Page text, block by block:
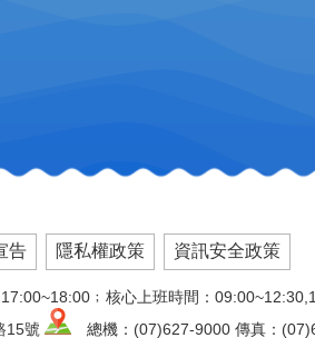
告 隱私權政策 資訊安全政策
核心上班時間：
15號
總機：(07)627-9000 傳真：